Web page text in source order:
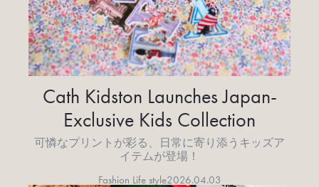
Cath Kidston Launches Japan-
Exclusive Kids Collection
可憐なプリントが彩る、日常に寄り添うキッズア
イテムが登場！
Fashion Life style2026.04.03